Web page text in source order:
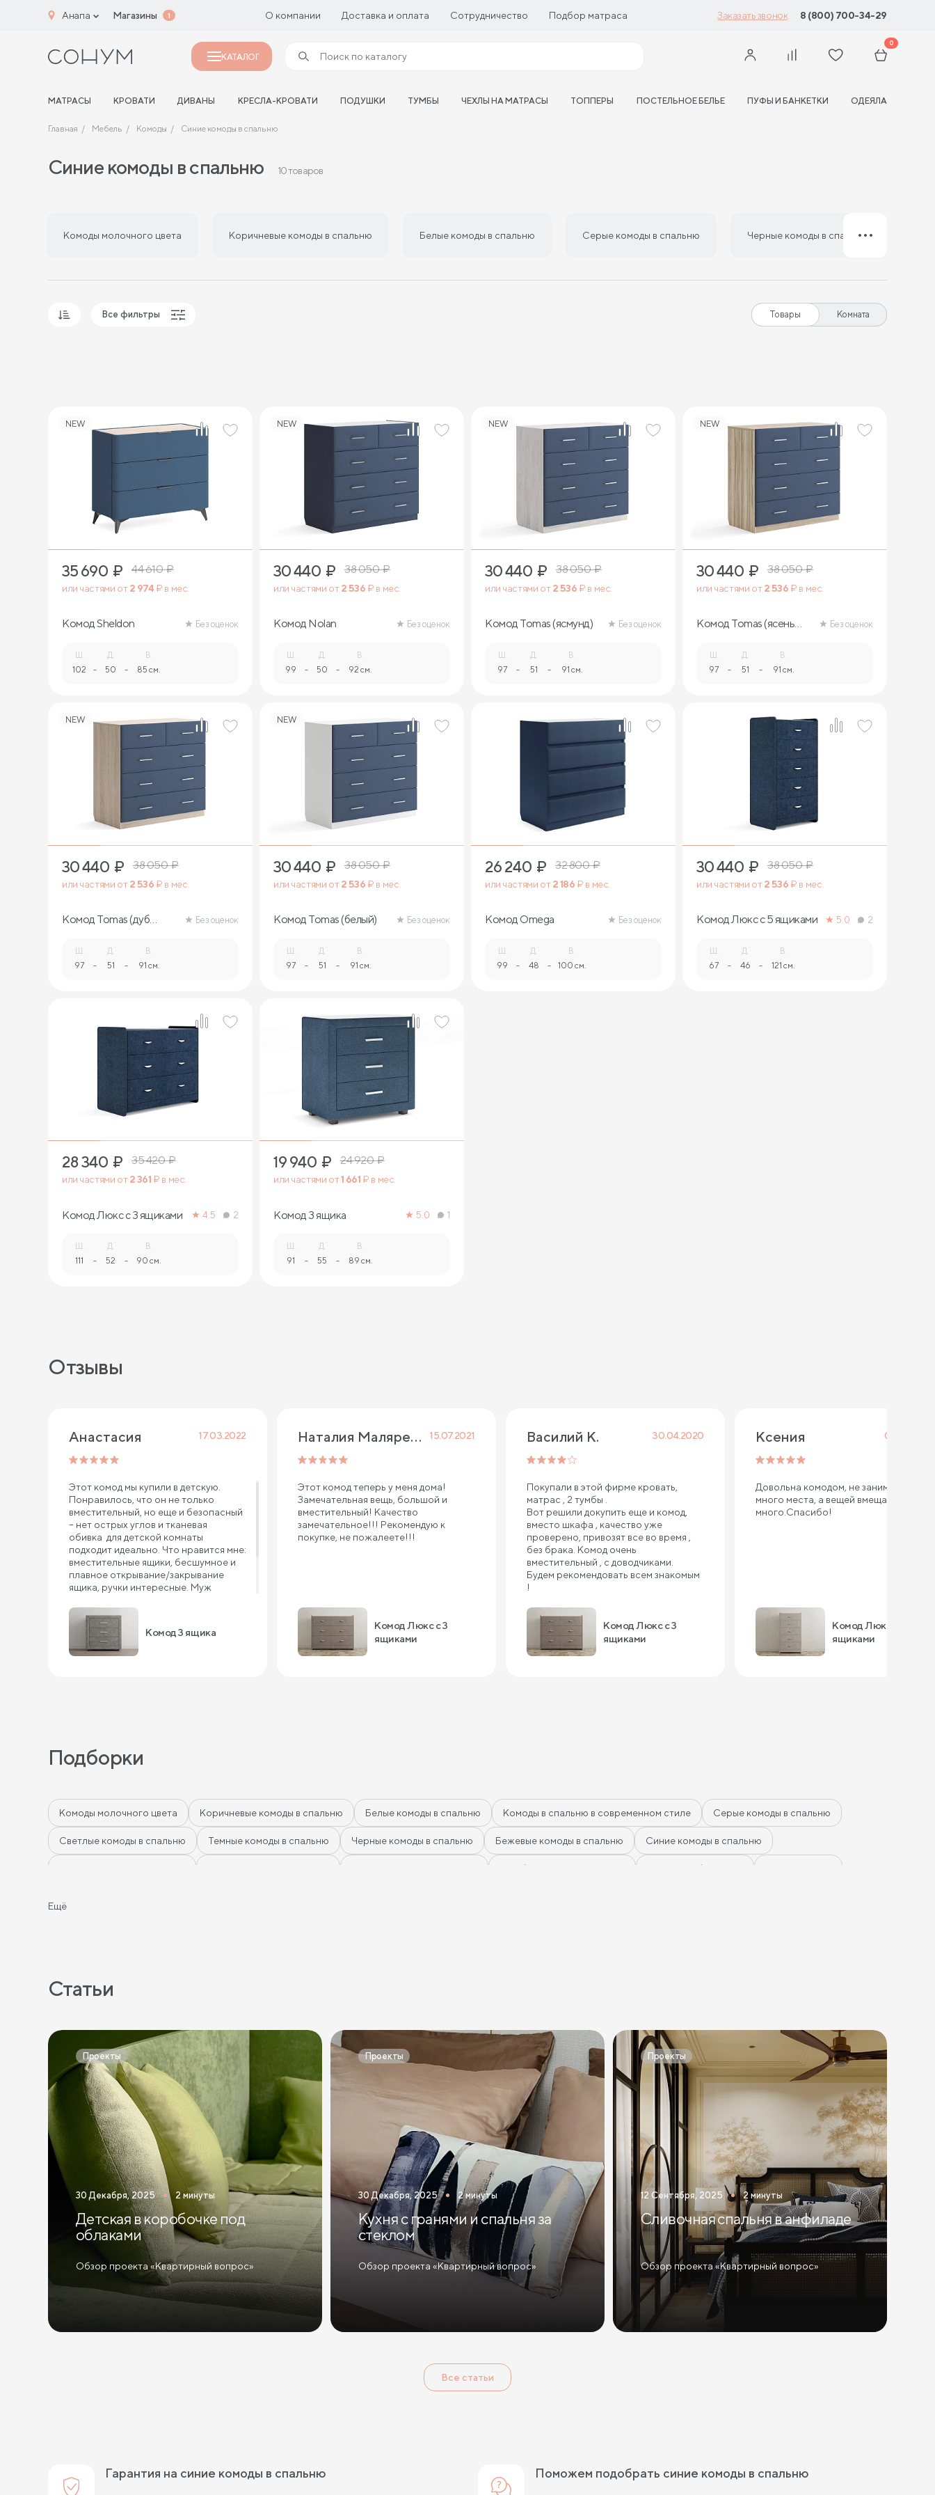
Анапа Магазины 1 О компании Доставка и оплата Сотрудничество Подбор матраса Заказать звонок 8 (800) 700-34-29
КАТАЛОГ
0
МАТРАСЫ КРОВАТИ ДИВАНЫ КРЕСЛА-КРОВАТИ ПОДУШКИ ТУМБЫ ЧЕХЛЫ НА МАТРАСЫ ТОППЕРЫ ПОСТЕЛЬНОЕ БЕЛЬЕ ПУФЫ И БАНКЕТКИ ОДЕЯЛА
Главная Мебель Комоды Синие комоды в спальню
Синие комоды в спальню 10 товаров
Комоды молочного цвета Коричневые комоды в спальню Белые комоды в спальню Серые комоды в спальню Черные комоды в спальню
Все фильтры Товары Комната
NEW
35 690 ₽ 44 610₽
или частями от2 974 ₽ в мес.
Комод Sheldon Без оценок
Ш.
102 -
Д.
50 -
В.
85 см.
NEW
30 440 ₽ 38 050₽
или частями от2 536 ₽ в мес.
Комод Nolan Без оценок
Ш.
99 -
Д.
50 -
В.
92 см.
NEW
30 440 ₽ 38 050₽
или частями от2 536 ₽ в мес.
Комод Tomas (ясмунд) Без оценок
Ш.
97 -
Д.
51 -
В.
91 см.
NEW
30 440 ₽ 38 050₽
или частями от2 536 ₽ в мес.
Комод Tomas (ясень
Без оценок
Ш.
97 -
Д.
51 -
В.
91 см.
NEW
30 440 ₽ 38 050₽
или частями от2 536 ₽ в мес.
Комод Tomas (дуб
Без оценок
Ш.
97 -
Д.
51 -
В.
91 см.
NEW
30 440 ₽ 38 050₽
или частями от2 536 ₽ в мес.
Комод Tomas (белый) Без оценок
Ш.
97 -
Д.
51 -
В.
91 см.
26 240 ₽ 32 800₽
или частями от2 186 ₽ в мес.
Комод Omega Без оценок
Ш.
99 -
Д.
48 -
В.
100 см.
30 440 ₽ 38 050₽
или частями от2 536 ₽ в мес.
Комод Люкс с 5 ящиками 5.0 2
Ш.
67 -
Д.
46 -
В.
121 см.
28 340 ₽ 35 420₽
или частями от2 361 ₽ в мес.
Комод Люкс с 3 ящиками 4.5 2
111 -
Д.
52 -
В.
90 см.
19 940 ₽ 24 920₽
или частями от1 661 ₽ в мес.
Комод 3 ящика 5.0 1
91 -
Д.
55 -
В.
89 см.
Отзывы
Анастасия 17.03.2022
Этот комод мы купили в детскую.
Понравилось, что он не только
вместительный, но еще и безопасный
– нет острых углов и тканевая
обивка для детской комнаты
подходит идеально. Что нравится мне:
вместительные ящики, бесшумное и
плавное открывание/закрывание
ящика, ручки интересные. Муж
удовольствие. Он все перебрал,
качество похвалил. Уверена, комод 3
ящика прослужит нам долго.
Комод 3 ящика
Наталия Маляренко 15.07.2021
Этот комод теперь у меня дома!
Замечательная вещь, большой и
вместительный! Качество
замечательное!!! Рекомендую к
покупке, не пожалеете!!!
Комод Люкс с 3
ящиками
Василий К. 30.04.2020
Покупали в этой фирме кровать,
матрас , 2 тумбы .
Вот решили докупить еще и комод,
вместо шкафа , качество уже
проверено, привозят все во время ,
без брака. Комод очень
вместительный , с доводчиками.
Будем рекомендовать всем знакомым
!
Комод Люкс с 3
ящиками
Ксения 01.06.2019
Довольна комодом, не занимает
много места, а вещей вмещает в себя
много.Спасибо!
Комод Люкс с 5
ящиками
Подборки
Комоды молочного цвета Коричневые комоды в спальню Белые комоды в спальню Комоды в спальню в современном стиле Серые комоды в спальню
Светлые комоды в спальню Темные комоды в спальню Черные комоды в спальню Бежевые комоды в спальню Синие комоды в спальню
Голубые комоды в спальню Комоды Дуб Сонома
Ещё
Статьи
Проекты
30 Декабря, 2025 2 минуты
Детская в коробочке под
облаками
Обзор проекта «Квартирный вопрос»
Проекты
30 Декабря, 2025 2 минуты
Кухня с гранями и спальня за
стеклом
Обзор проекта «Квартирный вопрос»
Проекты
12 Сентября, 2025 2 минуты
Сливочная спальня в анфиладе
Обзор проекта «Квартирный вопрос»
Все статьи
Гарантия на синие комоды в спальню Поможем подобрать синие комоды в спальню